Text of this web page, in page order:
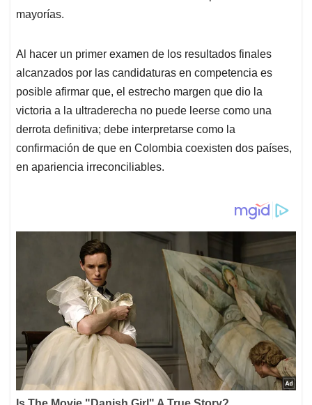
mayorías.
Al hacer un primer examen de los resultados finales
alcanzados por las candidaturas en competencia es
posible afirmar que, el estrecho margen que dio la
victoria a la ultraderecha no puede leerse como una
derrota definitiva; debe interpretarse como la
confirmación de que en Colombia coexisten dos países,
en apariencia irreconciliables.